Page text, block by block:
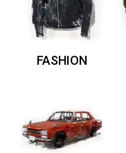
FASHION